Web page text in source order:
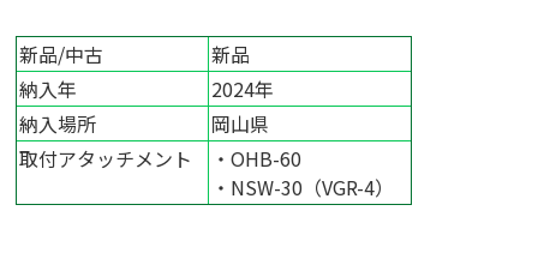
新品/中古
新品
納入年
2024年
納入場所
岡山県
取付アタッチメント
・OHB-60
・ NSW-30（VGR-4）